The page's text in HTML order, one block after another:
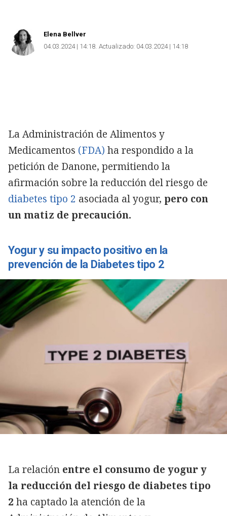
Copiar
Elena Bellver
04.03.2024 | 14:18 Actualizado: 04.03.2024 | 14:18
La Administración de Alimentos y
Medicamentos (FDA) ha respondido a la
petición de Danone, permitiendo la
afirmación sobre la reducción del riesgo de
diabetes tipo 2 asociada al yogur, pero con
un matiz de precaución.
Yogur y su impacto positivo en la
prevención de la Diabetes tipo 2
La relación entre el consumo de yogur y
la reducción del riesgo de diabetes tipo
2 ha captado la atención de la